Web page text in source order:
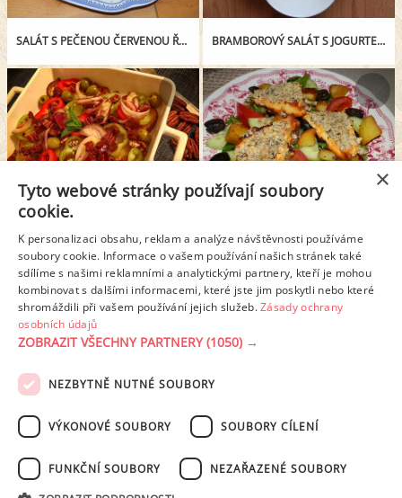
SALÁT S PEČENOU ČERVENOU ŘEPOU A BRAMBORAMI BRAMBOROVÝ SALÁT S JOGURTEM
ŘECKÝ SALÁT S BRAMBORY
1 2 Další stránka >
PODMÍNKY UŽITÍ ZÁSADY OCHRANY OSOBNÍCH ÚDAJŮ
NASTAVENÍ COOKIES
×
Tyto webové stránky používají soubory
cookie.
K personalizaci obsahu, reklam a analýze návštěvnosti používáme
soubory cookie. Informace o vašem používání našich stránek také
sdílíme s našimi reklamními a analytickými partnery, kteří je mohou
kombinovat s dalšími informacemi, které jste jim poskytli nebo které
shromáždili při vašem používání jejich služeb.Zásady ochrany
osobních údajů
ZOBRAZIT VŠECHNY PARTNERY(1050) →
NEZBYTNĚ NUTNÉ SOUBORY
VÝKONOVÉ SOUBORY SOUBORY CÍLENÍ
FUNKČNÍ SOUBORY NEZAŘAZENÉ SOUBORY